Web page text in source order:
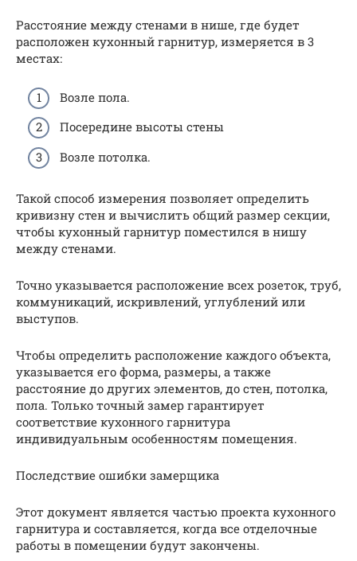
Расстояние между стенами в нише, где будет
расположен кухонный гарнитур, измеряется в 3
местах:
Возле пола.
Посередине высоты стены
Возле потолка.
Такой способ измерения позволяет определить
кривизну стен и вычислить общий размер секции,
чтобы кухонный гарнитур поместился в нишу
между стенами.
Точно указывается расположение всех розеток, труб,
коммуникаций, искривлений, углублений или
выступов.
Чтобы определить расположение каждого объекта,
указывается его форма, размеры, а также
расстояние до других элементов, до стен, потолка,
пола. Только точный замер гарантирует
соответствие кухонного гарнитура
индивидуальным особенностям помещения.
Последствие ошибки замерщика
Этот документ является частью проекта кухонного
гарнитура и составляется, когда все отделочные
работы в помещении будут закончены.